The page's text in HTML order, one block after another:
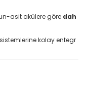
asit akülere göre dah
kolay entegr